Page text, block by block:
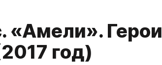
«Амели». Герои
год)